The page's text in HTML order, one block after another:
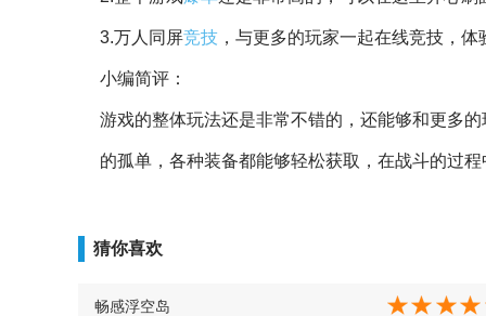
3.万人同屏竞技 ，与更多的玩家一起在线竞技，体
小编简评：
游戏的整体玩法还是非常不错的，还能够和更多
的孤单，各种装备都能够轻松获取，在战斗的过
猜你喜欢
畅感浮空岛